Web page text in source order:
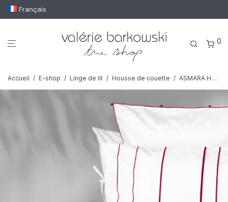
Français
0
Accueil / E-shop / Linge de lit / Housse de couette / ASMARA Housse de couette